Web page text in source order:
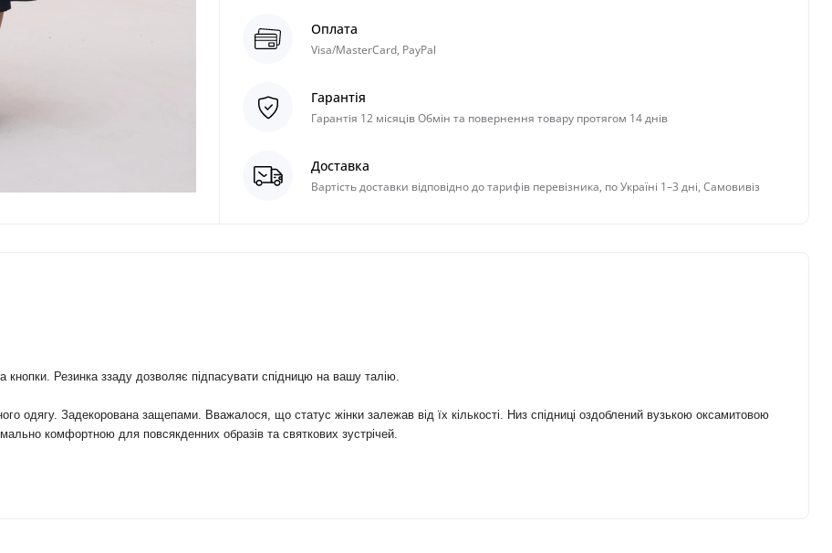
Оплата
Visa/MasterCard, PayPal
Гарантія
Гарантія 12 місяців Обмін та повернення товару протягом 14 днів
Доставка
Вартість доставки відповідно до тарифів перевізника, по Україні 1–3 дні, Самовивіз
кнопки. Резинка ззаду дозволяє підпасувати спідницю на вашу талію.
одягу. Задекорована защепами. Вважалося, що статус жінки залежав від їх кількості. Низ спідниці оздоблений вузькою оксамитовою
комфортною для повсякденних образів та святкових зустрічей.